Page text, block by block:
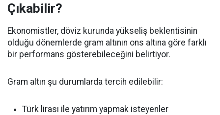
Çıkabilir?
Ekonomistler, döviz kurunda yükseliş beklentisinin
olduğu dönemlerde gram altının ons altına göre farklı
bir performans gösterebileceğini belirtiyor.
Gram altın şu durumlarda tercih edilebilir:
Türk lirası ile yatırım yapmak isteyenler